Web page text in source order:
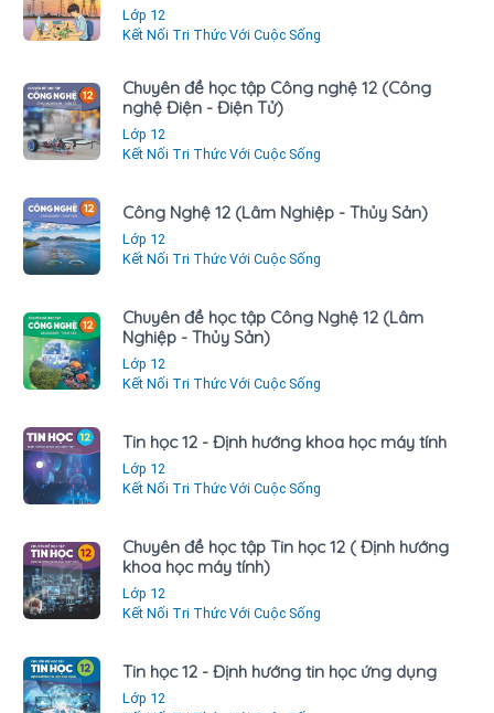
Lớp 12
Kết Nối Tri Thức Với Cuộc Sống
Chuyên đề học tập Công nghệ 12 (Công
nghệ Điện - Điện Tử)
Lớp 12
Kết Nối Tri Thức Với Cuộc Sống
Công Nghệ 12 (Lâm Nghiệp - Thủy Sản)
Lớp 12
Kết Nối Tri Thức Với Cuộc Sống
Chuyên đề học tập Công Nghệ 12 (Lâm
Nghiệp - Thủy Sản)
Lớp 12
Kết Nối Tri Thức Với Cuộc Sống
Tin học 12 - Định hướng khoa học máy tính
Lớp 12
Kết Nối Tri Thức Với Cuộc Sống
Chuyên đề học tập Tin học 12 ( Định hướng
khoa học máy tính)
Lớp 12
Kết Nối Tri Thức Với Cuộc Sống
Tin học 12 - Định hướng tin học ứng dụng
Lớp 12